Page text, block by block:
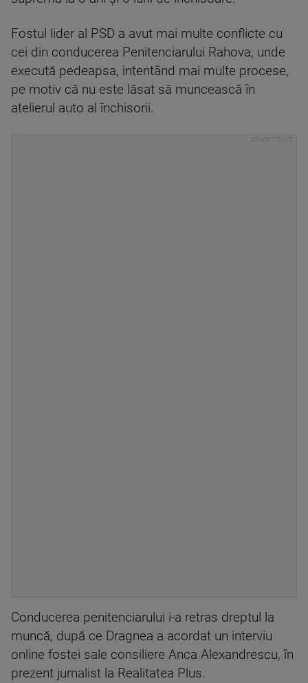
Fostul lider al PSD a avut mai multe conflicte cu
cei din conducerea Penitenciarului Rahova, unde
execută pedeapsa, intentând mai multe procese,
pe motiv că nu este lăsat să muncească în
atelierul auto al închisorii.
Conducerea penitenciarului i-a retras dreptul la
muncă, după ce Dragnea a acordat un interviu
online fostei sale consiliere Anca Alexandrescu, în
prezent jurnalist la Realitatea Plus.